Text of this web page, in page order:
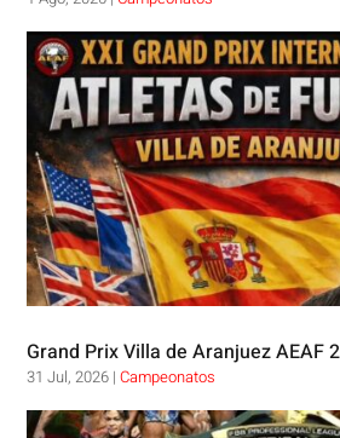
Grand Prix Villa de Aranjuez AEAF
31 Jul, 2026 |Campeonatos